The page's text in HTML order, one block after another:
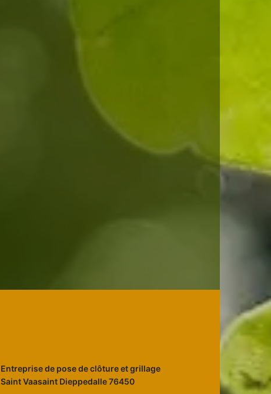
Entreprise de pose de clôture et grillage
Saint Vaasaint Dieppedalle 76450